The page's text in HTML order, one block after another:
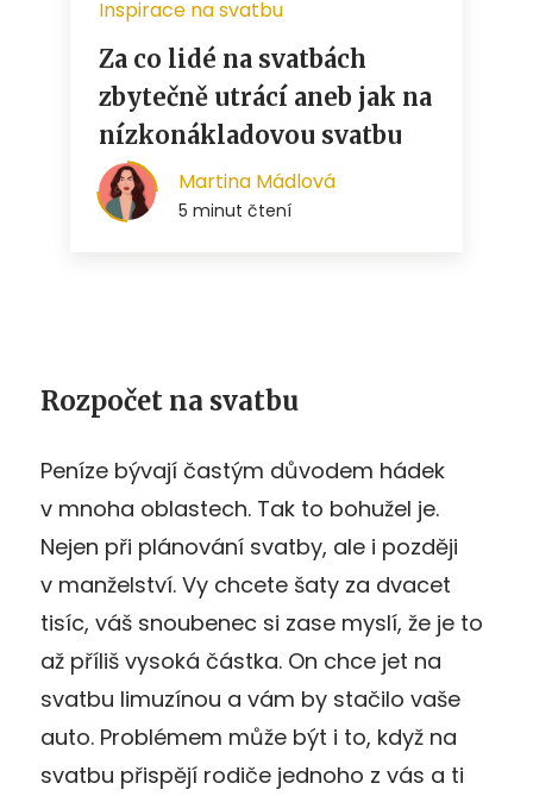
Rozpočet na svatbu
Peníze bývají častým důvodem hádek
v mnoha oblastech. Tak to bohužel je.
Nejen při plánování svatby, ale i později
v manželství. Vy chcete šaty za dvacet
tisíc, váš snoubenec si zase myslí, že je to
až příliš vysoká částka. On chce jet na
svatbu limuzínou a vám by stačilo vaše
auto. Problémem může být i to, když na
svatbu přispějí rodiče jednoho z vás a ti